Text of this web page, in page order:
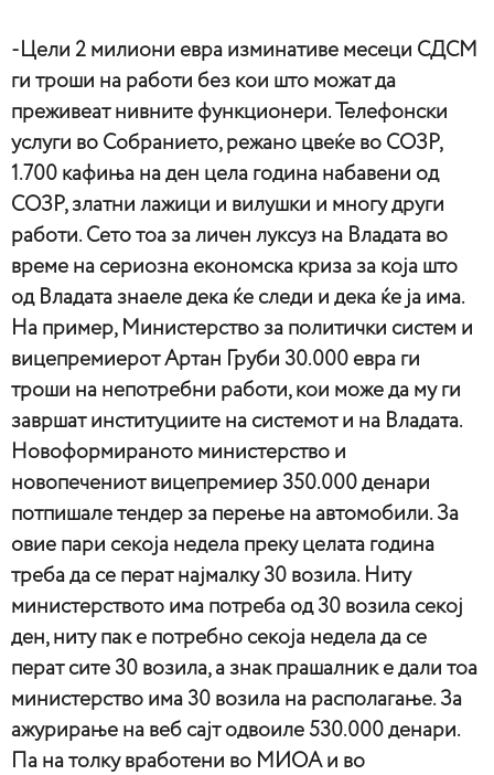
-Цели 2 милиони евра изминативе месеци СДСМ
ги троши на работи без кои што можат да
преживеат нивните функционери. Телефонски
услуги во Собранието, режано цвеќе во СОЗР,
1.700 кафиња на ден цела година набавени од
СОЗР, златни лажици и вилушки и многу други
работи. Сето тоа за личен луксуз на Владата во
време на сериозна економска криза за која што
од Владата знаеле дека ќе следи и дека ќе ја има.
На пример, Министерство за политички систем и
вицепремиерот Артан Груби 30.000 евра ги
троши на непотребни работи, кои може да му ги
завршат институциите на системот и на Владата.
Новоформираното министерство и
новопечениот вицепремиер 350.000 денари
потпишале тендер за перење на автомобили. За
овие пари секоја недела преку целата година
треба да се перат најмалку 30 возила. Ниту
министерството има потреба од 30 возила секој
ден, ниту пак е потребно секоја недела да се
перат сите 30 возила, а знак прашалник е дали тоа
министерство има 30 возила на располагање. За
ажурирање на веб сајт одвоиле 530.000 денари.
Па на толку вработени во МИОА и во